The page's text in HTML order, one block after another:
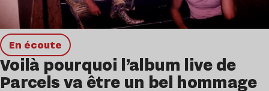
en écoute
Voilà pourquoi l’album live de
Parcels va être un bel hommage